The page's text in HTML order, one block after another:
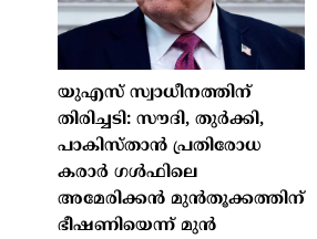
യുഎസ് സ്വാധീനത്തിന്
തിരിച്ചടി: സൗദി, തുർക്കി,
പാകിസ്താൻ പ്രതിരോധ
കരാർ ഗൾഫിലെ
അമേരിക്കൻ മുൻതൂക്കത്തിന്
ഭീഷണിയെന്ന് മുൻ